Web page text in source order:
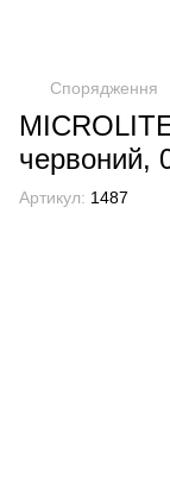
Спорядження
червоний,
Артикул: 1487